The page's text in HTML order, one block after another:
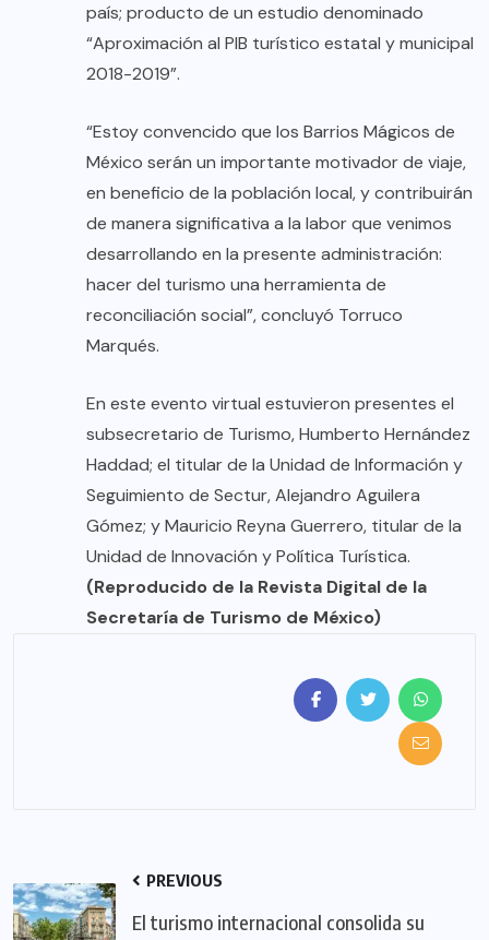
país; producto de un estudio denominado
“Aproximación al PIB turístico estatal y municipal
2018-2019”.
“Estoy convencido que los Barrios Mágicos de
México serán un importante motivador de viaje,
en beneficio de la población local, y contribuirán
de manera significativa a la labor que venimos
desarrollando en la presente administración:
hacer del turismo una herramienta de
reconciliación social”, concluyó Torruco
Marqués.
En este evento virtual estuvieron presentes el
subsecretario de Turismo, Humberto Hernández
Haddad; el titular de la Unidad de Información y
Seguimiento de Sectur, Alejandro Aguilera
Gómez; y Mauricio Reyna Guerrero, titular de la
Unidad de Innovación y Política Turística.
(Reproducido de la Revista Digital de la
Secretaría de Turismo de México)
PREVIOUS
El turismo internacional consolida su